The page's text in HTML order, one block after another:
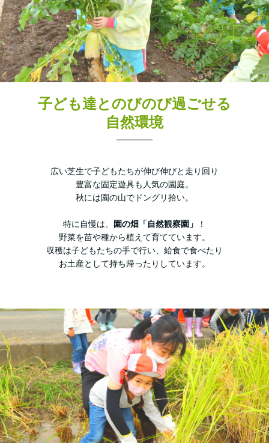
子ども達とのびのび過ごせる
自然環境
広い芝生で子どもたちが伸び伸びと走り回り
豊富な固定遊具も人気の園庭。
秋には園の山でドングリ拾い。
特に自慢は、 園の畑「自然観察園」
！
野菜を苗や種から植えて育てています。
収穫は子どもたちの手で行い、給食で食べたり
お土産として持ち帰ったりしています。